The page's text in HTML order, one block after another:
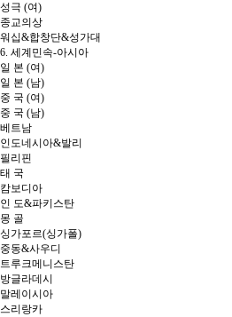
성극 (여)
종교의상
워십&합창단&성가대
6. 세계민속-아시아
일 본 (여)
일 본 (남)
중 국 (여)
중 국 (남)
베트남
인도네시아&발리
필리핀
태 국
캄보디아
인 도&파키스탄
몽 골
싱가포르(싱가폴)
중동&사우디
트루크메니스탄
방글라데시
말레이시아
스리랑카